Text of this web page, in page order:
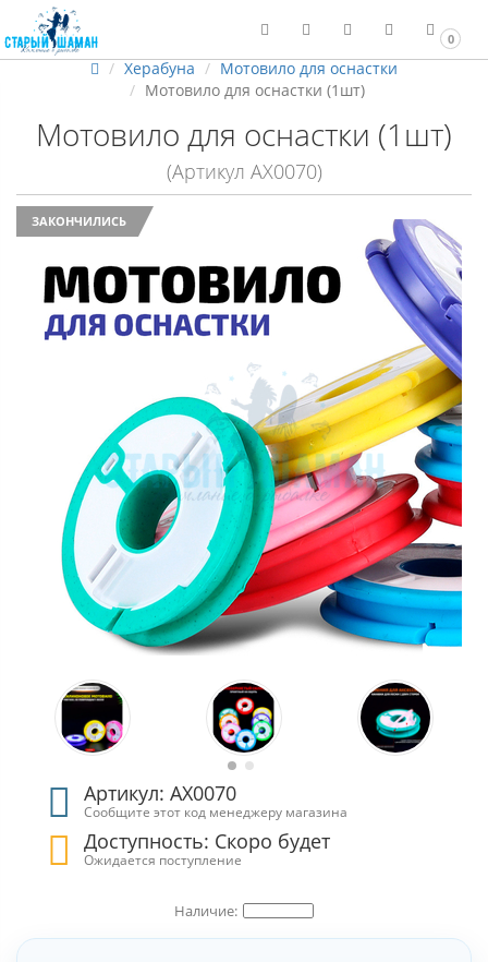
0
Херабуна
Мотовило для оснастки
Мотовило для оснастки (1шт)
Мотовило для оснастки (1шт)
(Артикул АХ0070)
ЗАКОНЧИЛИСЬ
Артикул: АХ0070
Сообщите этот код менеджеру магазина
Доступность: Скоро будет
Ожидается поступление